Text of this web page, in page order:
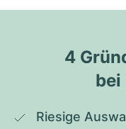
4
bei
Riesige